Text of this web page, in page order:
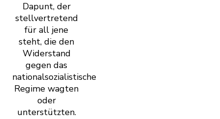
Dapunt, der
stellvertretend
für all jene
steht, die den
Widerstand
gegen das
nationalsozialistische
Regime wagten
oder
unterstützten.